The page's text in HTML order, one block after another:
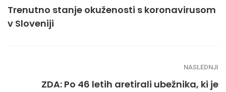
Trenutno stanje okuženosti s koronavirusom
v Sloveniji
NASLEDNJI
ZDA: Po 46 letih aretirali ubežnika, ki je